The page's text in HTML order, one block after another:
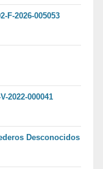
F-2026-005053
2022-000041
Desconocidos